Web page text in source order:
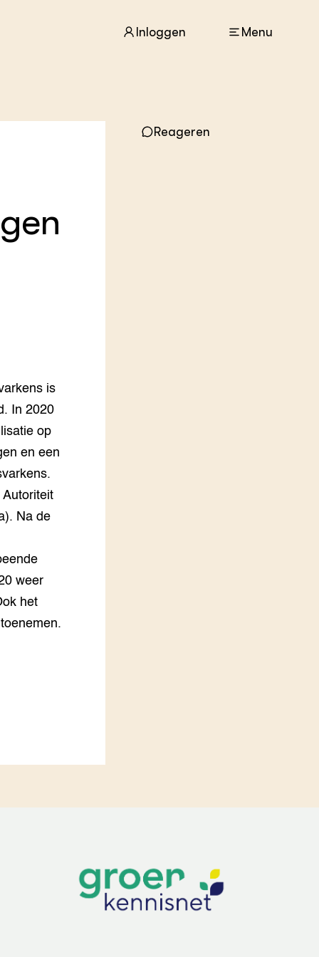
Inloggen Menu
ACTUEEL
ZIE OOK
In de regio
GROEN KENNISNET
Over ons
Contact
Search the Knowledge base
is
In 2020
op
en een
Autoriteit
Na de
weer
het
Reageren